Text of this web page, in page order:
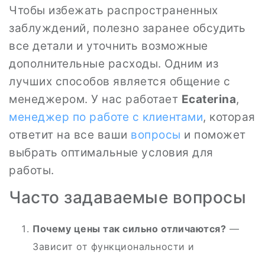
Чтобы избежать распространенных
заблуждений, полезно заранее обсудить
все детали и уточнить возможные
дополнительные расходы. Одним из
лучших способов является общение с
менеджером. У нас работает Ecaterina,
менеджер по работе с клиентами, которая
ответит на все ваши вопросы и поможет
выбрать оптимальные условия для
работы.
Часто задаваемые вопросы
Почему цены так сильно отличаются? —
Зависит от функциональности и